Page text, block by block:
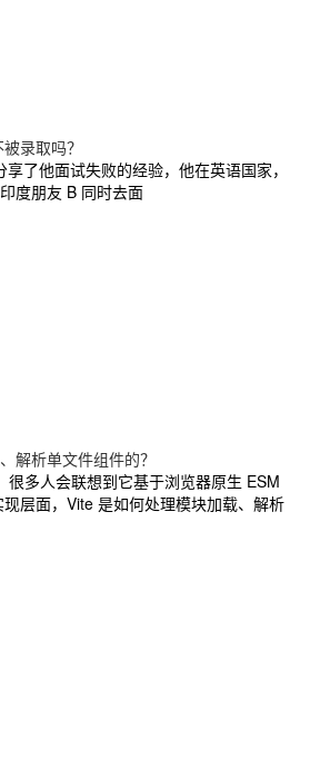
录取吗？
了他面试失败的经验，他在英语国家，
度朋友 B 同时去面
解析单文件组件的？
很多人会联想到它基于浏览器原生 ESM
层面，Vite 是如何处理模块加载、解析